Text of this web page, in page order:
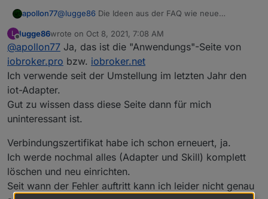
apollon77@lugge86 Die Ideen aus der FAQ wie neue
genau ist das für eine Screenshot seite? Wenn es
"Anwendungen" ist dann brauchst Du dazu Cloud
Adapter sonst kommt da nix
L
Offline
lugge86wrote on Oct 8, 2021, 7:08 AM
last edited by
@apollon77 Ja, das ist die "Anwendungs"-Seite von
iobroker.pro bzw. iobroker.net
Ich verwende seit der Umstellung im letzten Jahr den
iot-Adapter.
Gut zu wissen dass diese Seite dann für mich
uninteressant ist.
Verbindungszertifikat habe ich schon erneuert, ja.
Ich werde nochmal alles (Adapter und Skill) komplett
löschen und neu einrichten.
Seit wann der Fehler auftritt kann ich leider nicht genau